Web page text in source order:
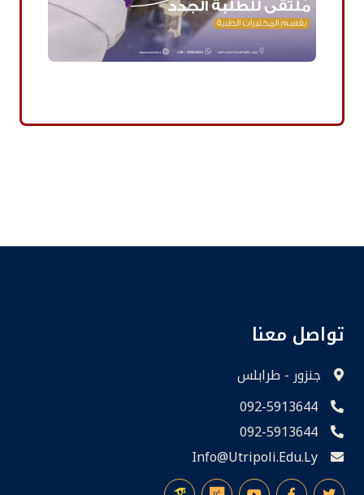
تواصل معنا
جنزور - طرابلس
092-5913644
092-5913644
Info@utripoli.edu.ly